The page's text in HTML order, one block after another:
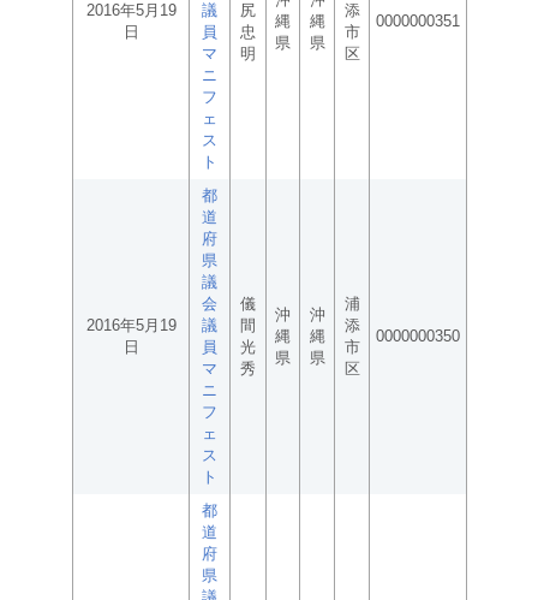
2016年5月19
日
議
員
マ
ニ
フ
ェ
ス
ト
尻
忠
明
縄
県
縄
県
添
市
区
0000000351
2016年5月19
日
都
道
府
県
議
会
議
員
マ
ニ
フ
ェ
ス
ト
儀
間
光
秀
沖
縄
県
沖
縄
県
浦
添
市
区
0000000350
都
道
府
県